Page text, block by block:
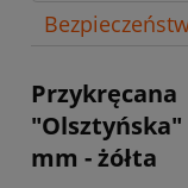
mm - żółta